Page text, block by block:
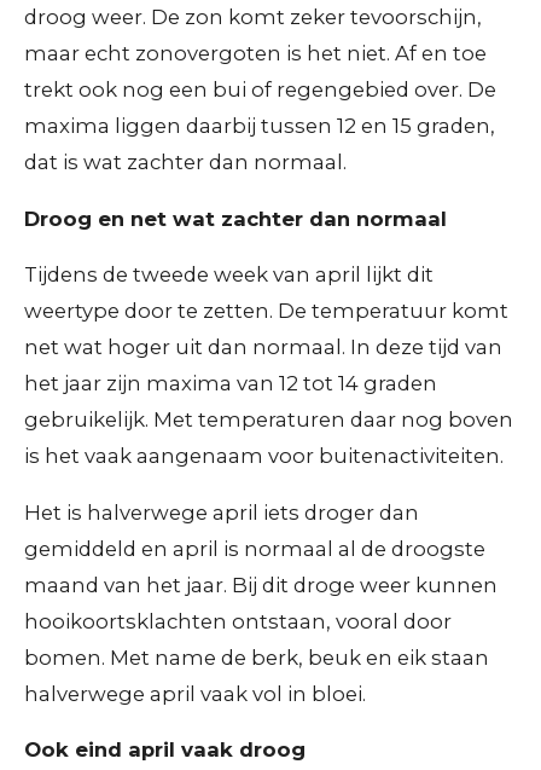
droog weer. De zon komt zeker tevoorschijn,
maar echt zonovergoten is het niet. Af en toe
trekt ook nog een bui of regengebied over. De
maxima liggen daarbij tussen 12 en 15 graden,
dat is wat zachter dan normaal.
Droog en net wat zachter dan normaal
Tijdens de tweede week van april lijkt dit
weertype door te zetten. De temperatuur komt
net wat hoger uit dan normaal. In deze tijd van
het jaar zijn maxima van 12 tot 14 graden
gebruikelijk. Met temperaturen daar nog boven
is het vaak aangenaam voor buitenactiviteiten.
Het is halverwege april iets droger dan
gemiddeld en april is normaal al de droogste
maand van het jaar. Bij dit droge weer kunnen
hooikoortsklachten ontstaan, vooral door
bomen. Met name de berk, beuk en eik staan
halverwege april vaak vol in bloei.
Ook eind april vaak droog